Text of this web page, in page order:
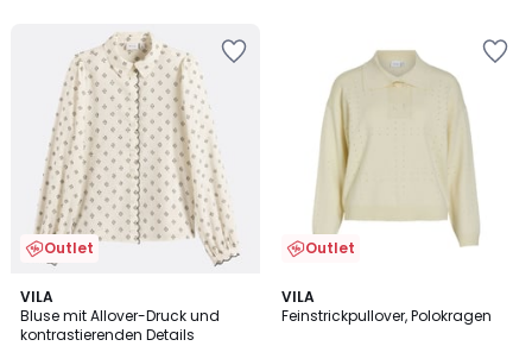
Outlet
VILA
Bluse mit Allover-Druck und
kontrastierenden Details
1.5
/
5
Outlet
VILA
Feinstrickpullover, Polokragen
5
/